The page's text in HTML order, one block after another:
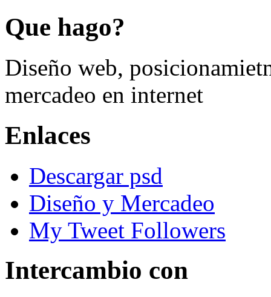
Que hago?
Diseño web,
mercadeo en internet
Enlaces
Descargar psd
Diseño y Mercadeo
My Tweet Followers
Intercambio con